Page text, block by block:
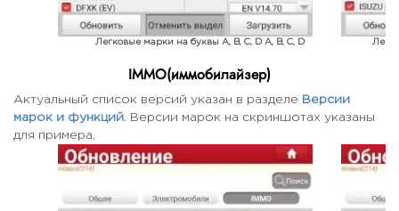
Легковые марки на буквы A, B, C, D A, B, C, D
IMMO(иммобилайзер)
Актуальный список версий указан в разделе Версии
марок и функций . Версии марок на скриншотах указаны
для примера.